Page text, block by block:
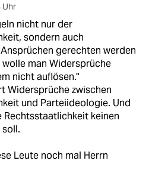
Uhr
nicht nur der
sondern auch
gerechten werden
wolle man Widersprüche
nicht auflösen."
Widersprüche zwischen
und Parteiideologie. Und
Rechtsstaatlichkeit keinen
Leute noch mal Herrn